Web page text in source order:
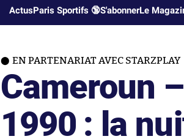
ActusParis Sportifs 🔞S'abonnerLe
EN PARTENARIAT AVEC STARZPLAY
Cameroun
1990 : la